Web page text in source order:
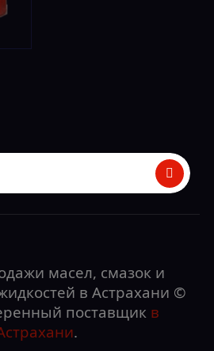
масел, смазок и
в Астрахани ©
поставщик в
.